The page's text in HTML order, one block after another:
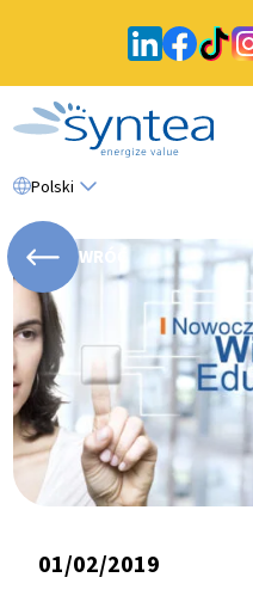
Polski
WRÓĆ
01/02/2019